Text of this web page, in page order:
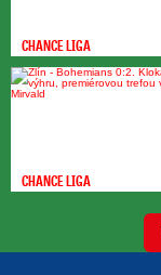
CHANCE LIGA
CHANCE LIGA